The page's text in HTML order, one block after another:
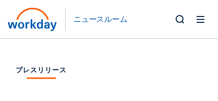
ニュースルーム
プレスリリース